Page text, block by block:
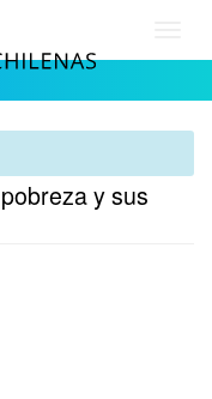
y sus